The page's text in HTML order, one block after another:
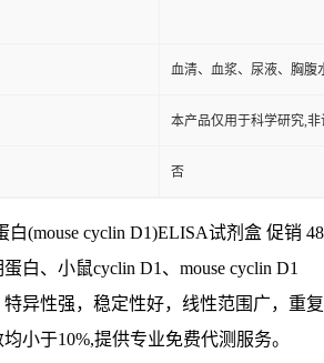
血清、血浆、尿液、胸腹
本产品仅用于科学研究,
否
白(mouse cyclin D1)ELISA试剂盒 促销
白、小鼠cyclin D1、mouse cyclin D1
特异性强，稳定性好，线性范围广，重
小于10%,提供专业免费代测服务。